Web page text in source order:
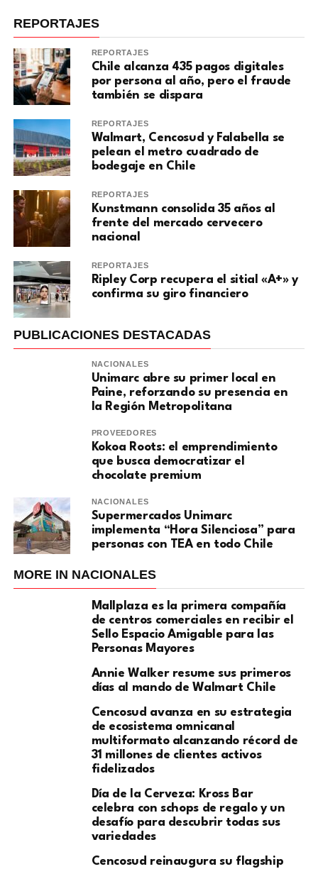
REPORTAJES
REPORTAJES
Chile alcanza 435 pagos digitales
por persona al año, pero el fraude
también se dispara
REPORTAJES
Walmart, Cencosud y Falabella se
pelean el metro cuadrado de
bodegaje en Chile
REPORTAJES
Kunstmann consolida 35 años al
frente del mercado cervecero
nacional
REPORTAJES
Ripley Corp recupera el sitial «A+» y
confirma su giro financiero
PUBLICACIONES DESTACADAS
NACIONALES
Unimarc abre su primer local en
Paine, reforzando su presencia en
la Región Metropolitana
PROVEEDORES
Kokoa Roots: el emprendimiento
que busca democratizar el
chocolate premium
NACIONALES
Supermercados Unimarc
implementa “Hora Silenciosa” para
personas con TEA en todo Chile
MORE IN NACIONALES
Mallplaza es la primera compañía
de centros comerciales en recibir el
Sello Espacio Amigable para las
Personas Mayores
Annie Walker resume sus primeros
días al mando de Walmart Chile
Cencosud avanza en su estrategia
de ecosistema omnicanal
multiformato alcanzando récord de
31 millones de clientes activos
fidelizados
Día de la Cerveza: Kross Bar
celebra con schops de regalo y un
desafío para descubrir todas sus
variedades
Cencosud reinaugura su flagship